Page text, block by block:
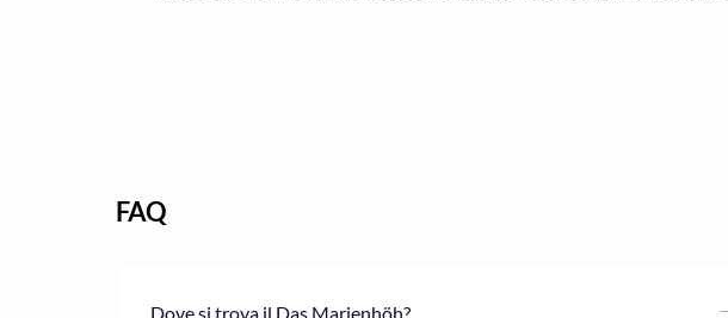
FAQ
Dove si trova il Das Marienhöh?